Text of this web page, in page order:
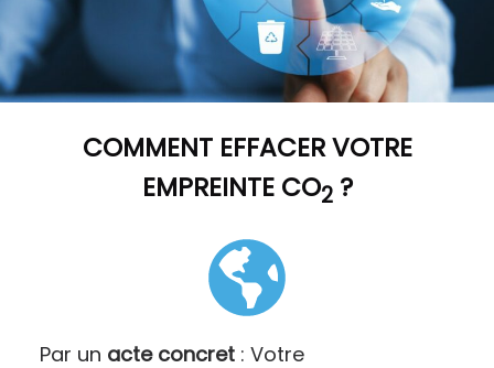
COMMENT EFFACER VOTRE
EMPREINTE CO2?
Par un acte concret: Votre